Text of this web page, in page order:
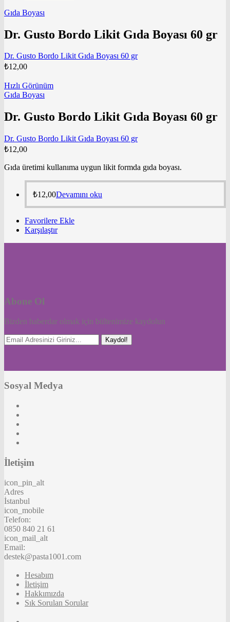
Gıda Boyası
Dr. Gusto Bordo Likit Gıda Boyası 60 gr
Dr. Gusto Bordo Likit Gıda Boyası 60 gr
₺12,00
Hızlı Görünüm
Gıda Boyası
Dr. Gusto Bordo Likit Gıda Boyası 60 gr
Dr. Gusto Bordo Likit Gıda Boyası 60 gr
₺12,00
Gıda üretimi kullanıma uygun likit formda gıda boyası.
₺12,00Devamını oku
Favorilere Ekle
Karşılaştır
Abone Ol
Bizden haberdar olmak için bültenimize kaydolun
Kaydol!
Sosyal Medya
İletişim
icon_pin_alt
Adres
İstanbul
icon_mobile
Telefon:
0850 840 21 61
icon_mail_alt
Email:
destek@pasta1001.com
Hesabım
İletişim
Hakkımızda
Sık Sorulan Sorular